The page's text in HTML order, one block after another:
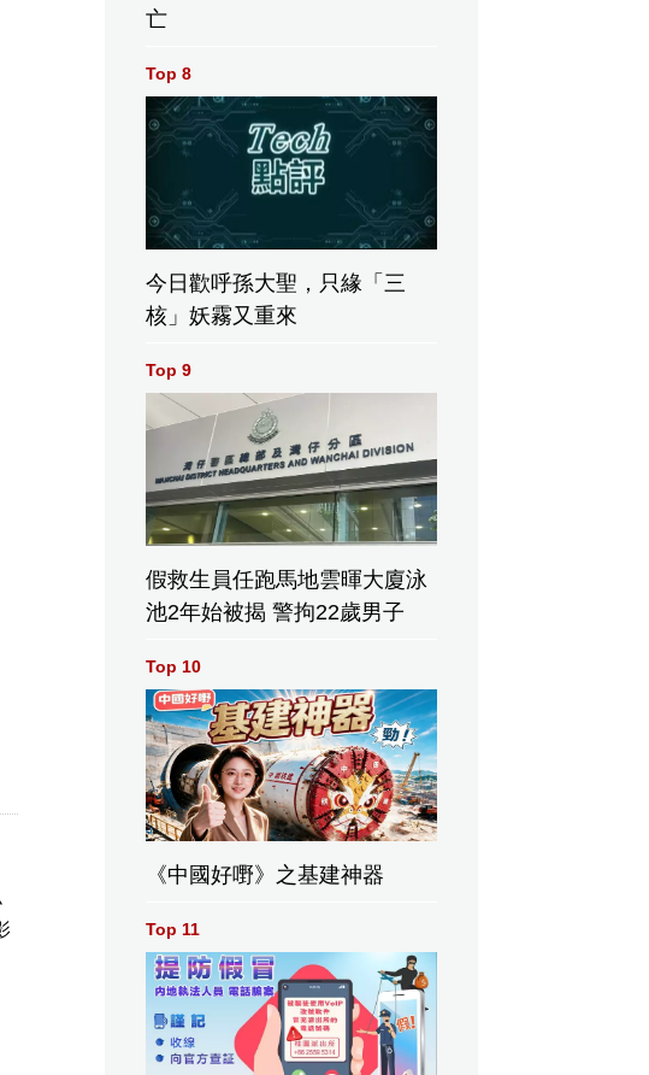
亡
Top 8
今日歡呼孫大聖，只緣「三
核」妖霧又重來
Top 9
假救生員任跑馬地雲暉大廈泳
池2年始被揭 警拘22歲男子
Top 10
《中國好嘢》之基建神器
Top 11